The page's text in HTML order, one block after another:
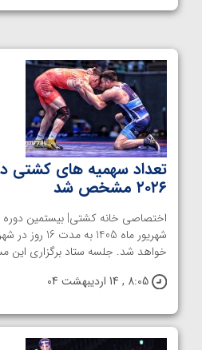
تعداد سهمیه های کشتی
۲۰۲۶ مشخص شد
شهریور ماه 1405
خواهد شد. جلسه ستاد برگزاری این
8:05 , 14 اردیبهشت 04